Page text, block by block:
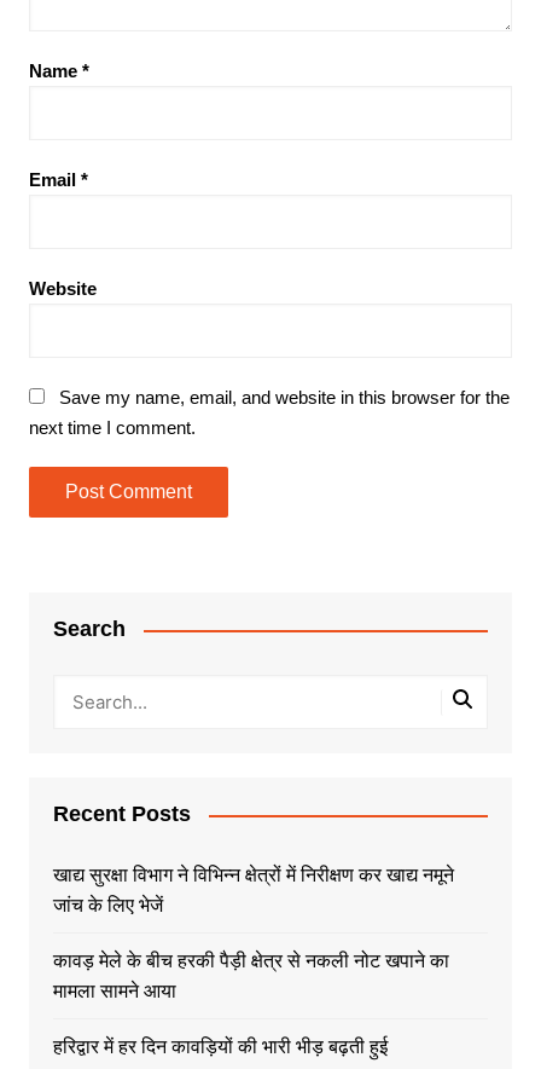
Name *
Email *
Website
Save my name, email, and website in this browser for the
next time I comment.
Search
Recent Posts
खाद्य सुरक्षा विभाग ने विभिन्न क्षेत्रों में निरीक्षण कर खाद्य नमूने
जांच के लिए भेजें
कावड़ मेले के बीच हरकी पैड़ी क्षेत्र से नकली नोट खपाने का
मामला सामने आया
हरिद्वार में हर दिन कावड़ियों की भारी भीड़ बढ़ती हुई